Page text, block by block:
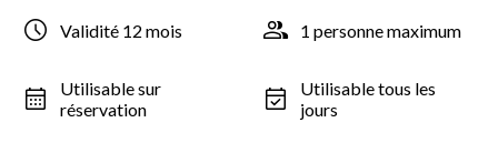
Validité 12 mois 1 personne maximum
Utilisable sur
réservation
Utilisable tous les
jours